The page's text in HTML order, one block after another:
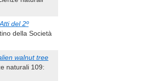
Atti del 2º
della Società
walnut tree
naturali 109: